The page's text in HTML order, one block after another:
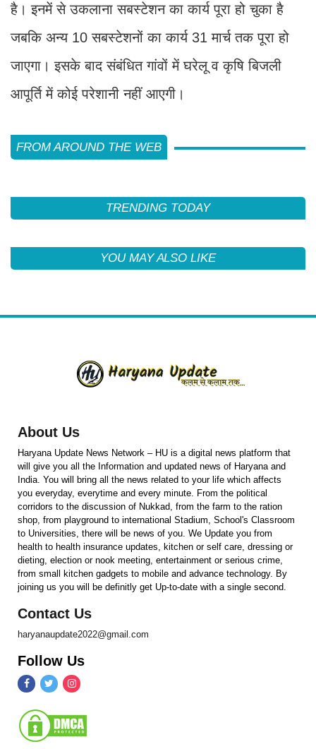
है। इनमें से उकलाना सबस्टेशन का कार्य पूरा हो चुका है
जबकि अन्य 10 सबस्टेशनों का कार्य 31 मार्च तक पूरा हो
जाएगा। इसके बाद संबंधित गांवों में घरेलू व कृषि बिजली
आपूर्ति में कोई परेशानी नहीं आएगी।
FROM AROUND THE WEB
TRENDING TODAY
YOU MAY ALSO LIKE
About Us
Haryana Update News Network – HU is a digital news platform that
will give you all the Information and updated news of Haryana and
India. You will bring all the news related to your life which affects
you everyday, everytime and every minute. From the political
corridors to the discussion of Nukkad, from the farm to the ration
shop, from playground to international Stadium, School's Classroom
to Universities, there will be news of you. We Update you from
health to health insurance updates, kitchen or self care, dressing or
dieting, election or nook meeting, entertainment or serious crime,
from small kitchen gadgets to mobile and advance technology. By
joining us you will be definitly get Up-to-date with a single second.
Contact Us
haryanaupdate2022@gmail.com
Follow Us